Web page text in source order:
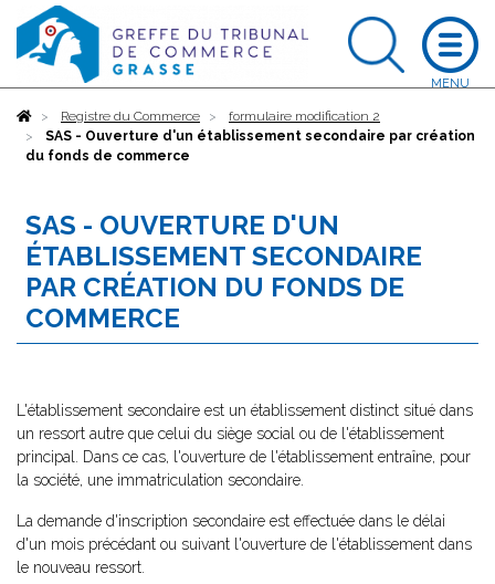
AccueilRegistre du Commerce
formulaire modification 2
SAS - Ouverture d'un établissement secondaire par création
du fonds de commerce
SAS - OUVERTURE D'UN
ÉTABLISSEMENT SECONDAIRE
PAR CRÉATION DU FONDS DE
COMMERCE
L'établissement secondaire est un établissement distinct situé dans
un ressort autre que celui du siège social ou de l'établissement
principal. Dans ce cas, l'ouverture de l'établissement entraîne, pour
la société, une immatriculation secondaire.
La demande d'inscription secondaire est effectuée dans le délai
d'un mois précédant ou suivant l'ouverture de l'établissement dans
le nouveau ressort.